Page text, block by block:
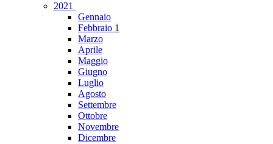
2021
Gennaio
Febbraio 1
Marzo
Aprile
Maggio
Giugno
Luglio
Agosto
Settembre
Ottobre
Novembre
Dicembre